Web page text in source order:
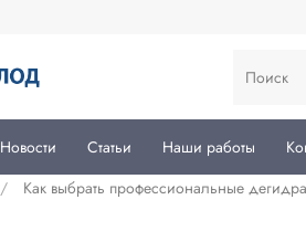
Новости Статьи Наши работы
Как выбрать профессиональные